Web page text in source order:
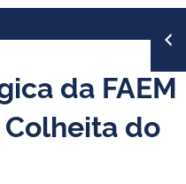
da FAEM
do